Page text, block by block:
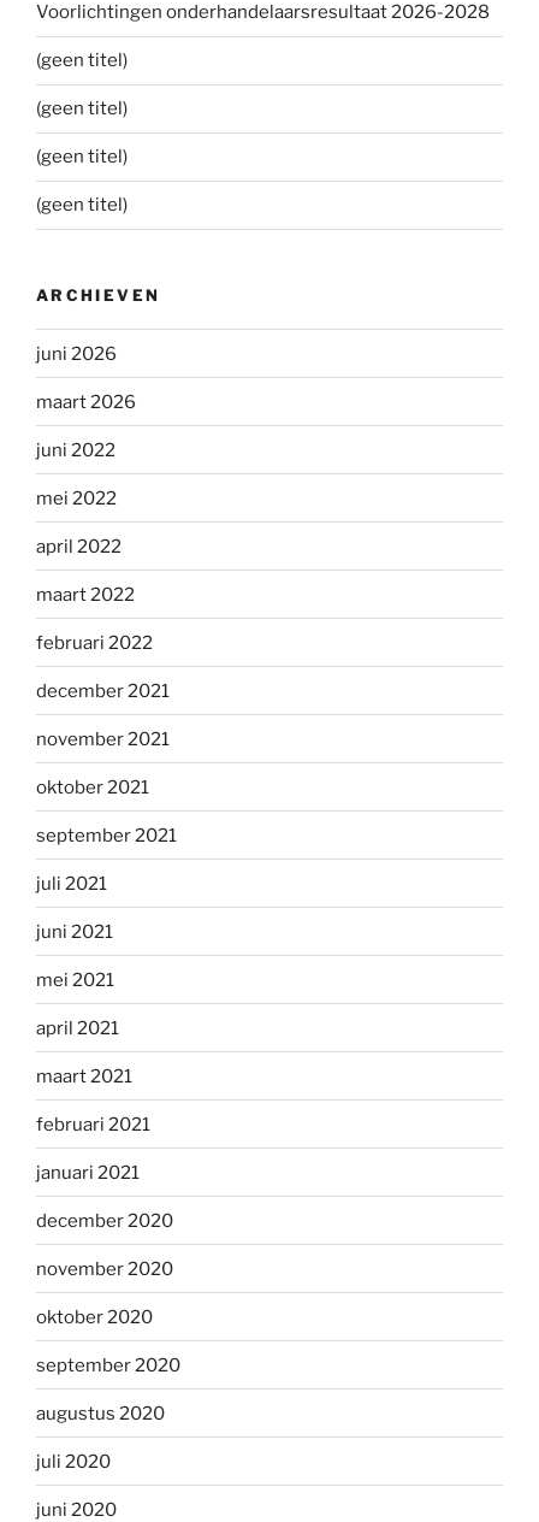
Voorlichtingen onderhandelaarsresultaat 2026-2028
(geen titel)
(geen titel)
(geen titel)
(geen titel)
ARCHIEVEN
juni 2026
maart 2026
juni 2022
mei 2022
april 2022
maart 2022
februari 2022
december 2021
november 2021
oktober 2021
september 2021
juli 2021
juni 2021
mei 2021
april 2021
maart 2021
februari 2021
januari 2021
december 2020
november 2020
oktober 2020
september 2020
augustus 2020
juli 2020
juni 2020